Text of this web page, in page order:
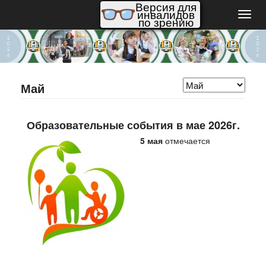
Версия для
инвалидов
по зрению
Май
Образовательные события в мае 2026г.
5 мая отмечается